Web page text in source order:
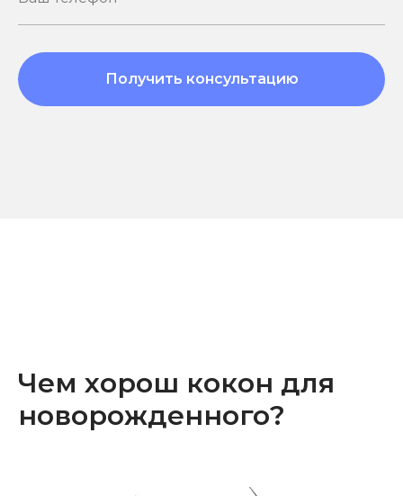
Получить консультацию
Чем хорош кокон для
новорожденного?